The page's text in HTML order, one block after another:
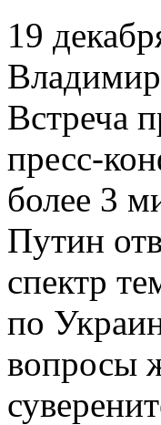
19
Встреча
пресс-
более 3
Путин
спектр
по
вопросы